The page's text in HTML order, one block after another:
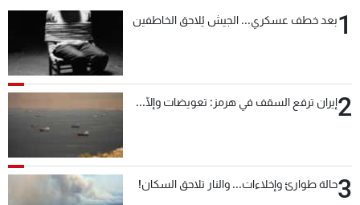
1بعد خطف عسكري... الجيش يُلاحق الخاطفين
2إيران ترفع السقف في هرمز: تعويضات وإلّا...
3حالة طوارئ وإخلاءات... والنار تلاحق السكان!